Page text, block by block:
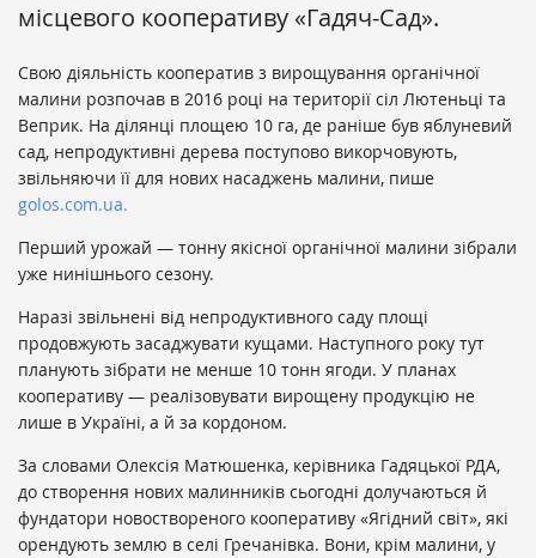
місцевого кооперативу «Гадяч-Сад».
Свою діяльність кооператив з вирощування органічної
малини розпочав в 2016 році на території сіл Лютеньці та
Веприк. На ділянці площею 10 га, де раніше був яблуневий
сад, непродуктивні дерева поступово викорчовують,
звільняючи її для нових насаджень малини, пише
golos.com.ua.
Перший урожай — тонну якісної органічної малини зібрали
уже нинішнього сезону.
Наразі звільнені від непродуктивного саду площі
продовжують засаджувати кущами. Наступного року тут
планують зібрати не менше 10 тонн ягоди. У планах
кооперативу — реалізовувати вирощену продукцію не
лише в Україні, а й за кордоном.
За словами Олексія Матюшенка, керівника Гадяцької РДА,
до створення нових малинників сьогодні долучаються й
фундатори новоствореного кооперативу «Ягідний світ», які
орендують землю в селі Гречанівка. Вони, крім малини, у